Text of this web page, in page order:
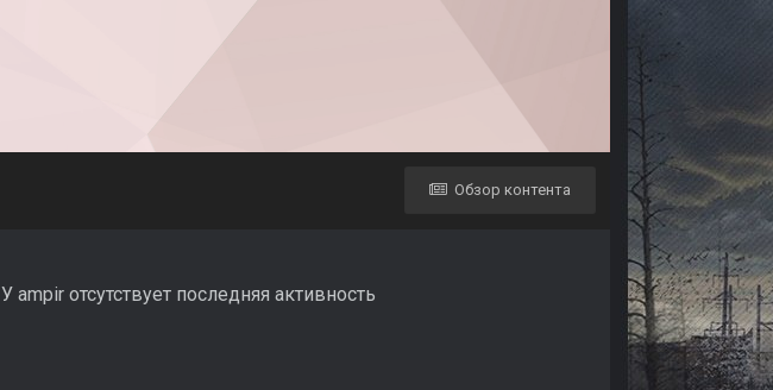
Обзор контента
У ampir отсутствует последняя активность